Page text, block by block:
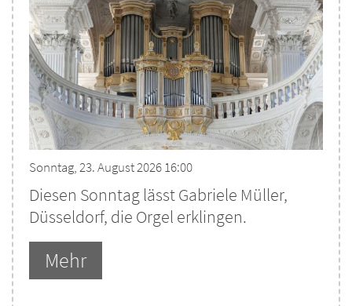
Sonntag, 23. August 2026 16:00
Diesen Sonntag lässt Gabriele Müller,
Düsseldorf, die Orgel erklingen.
Mehr